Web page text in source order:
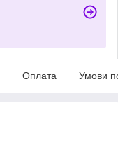
Оплата Умови